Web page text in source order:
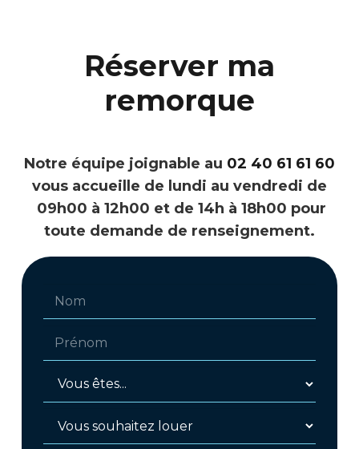
Réserver ma
remorque
Notre équipe joignable au 02 40 61 61 60
vous accueille de lundi au vendredi de
09h00 à 12h00 et de 14h à 18h00 pour
toute demande de renseignement.